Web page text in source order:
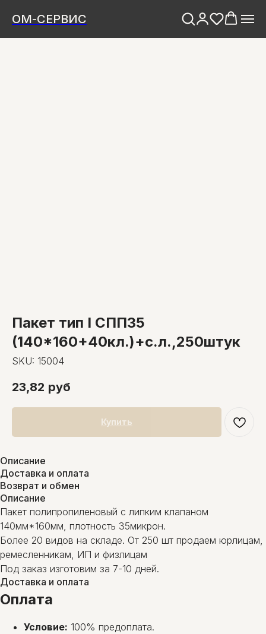
ОМ-СЕРВИС
Пакет тип I СПП35
(140*160+40кл.)+с.л.,250штук
SKU: 15004
23,82 руб
Купить
Описание
Доставка и оплата
Возврат и обмен
Описание
Пакет полипропиленовый с липким клапаном
140мм*160мм, плотность 35микрон.
Более 20 видов на складе. От 250 шт продаем юрлицам,
ремесленникам, ИП и физлицам
Под заказ изготовим за 7-10 дней.
Доставка и оплата
Оплата
Условие: 100% предоплата.